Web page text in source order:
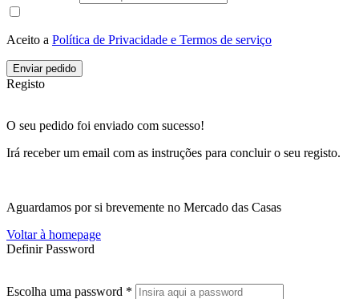
Aceito a Política de Privacidade e Termos de serviço
Enviar pedido
Registo
O seu pedido foi enviado com sucesso!
Irá receber um email com as instruções para concluir o seu registo.
Aguardamos por si brevemente no Mercado das Casas
Voltar à homepage
Definir Password
Escolha uma password *